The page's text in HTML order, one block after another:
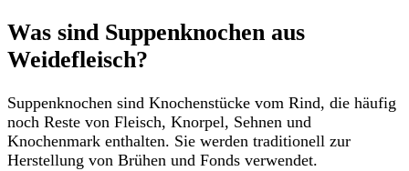
Was sind Suppenknochen aus
Weidefleisch?
Suppenknochen sind Knochenstücke vom Rind, die häufig
noch Reste von Fleisch, Knorpel, Sehnen und
Knochenmark enthalten. Sie werden traditionell zur
Herstellung von Brühen und Fonds verwendet.